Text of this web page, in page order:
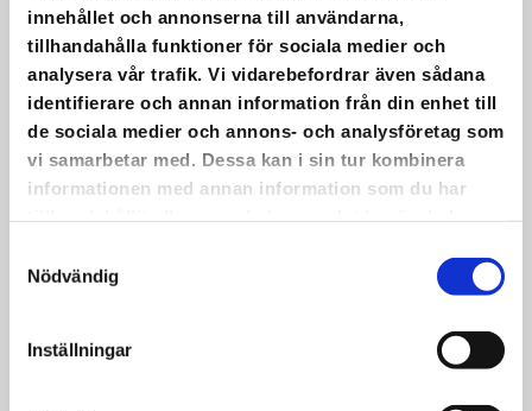
innehållet och annonserna till användarna,
tillhandahålla funktioner för sociala medier och
analysera vår trafik. Vi vidarebefordrar även sådana
identifierare och annan information från din enhet till
de sociala medier och annons- och analysföretag som
vi samarbetar med. Dessa kan i sin tur kombinera
informationen med annan information som du har
Nödvändig
Inställningar
DET ÖVAS OCH DET ÖVAS.
Det övas och det övas.
22 maj har vi en körkonsert med livemusik i
Saxnäs Kyrka!
•
På bilden syns en del av den grupp som är
Det här är en av alla de aktiviteter som vi
KRAM.